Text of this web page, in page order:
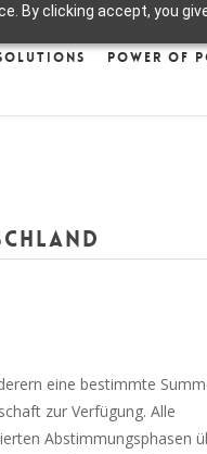
By clicking accept, you
Power of
eine bestimmte
zur Verfügung. Alle
Abstimmungsphasen